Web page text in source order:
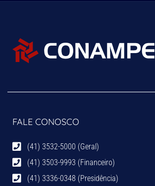
FALE CONOSCO
(41) 3532-5000 (Geral)
(41) 3503-9993 (Financeiro)
(41) 3336-0348 (Presidência)